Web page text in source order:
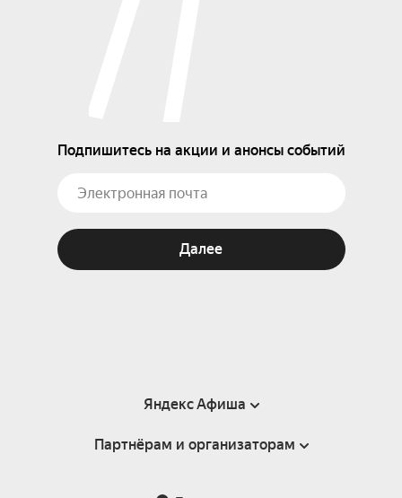
Подпишитесь на акции и анонсы событий
Далее
Яндекс Афиша
Справка
Партнёрам и организаторам